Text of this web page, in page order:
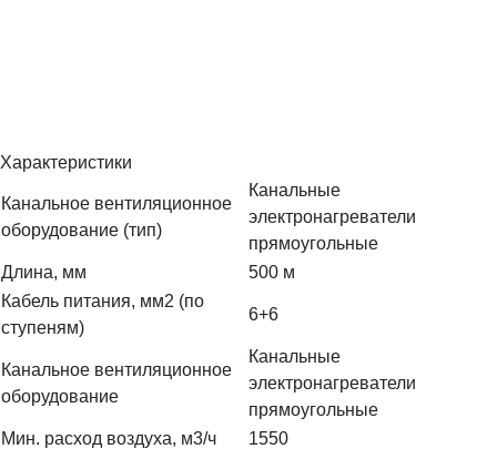
Характеристики
Канальное вентиляционное
оборудование (тип)
Канальные
электронагреватели
прямоугольные
Длина, мм
500 м
Кабель питания, мм2 (по
ступеням)
6+6
Канальное вентиляционное
оборудование
Канальные
электронагреватели
прямоугольные
Мин. расход воздуха, м3/ч
1550